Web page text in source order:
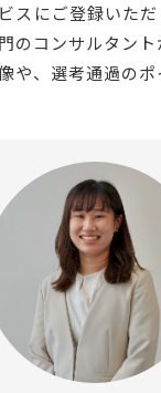
スにご登録いた
のコンサルタント
や、選考通過の